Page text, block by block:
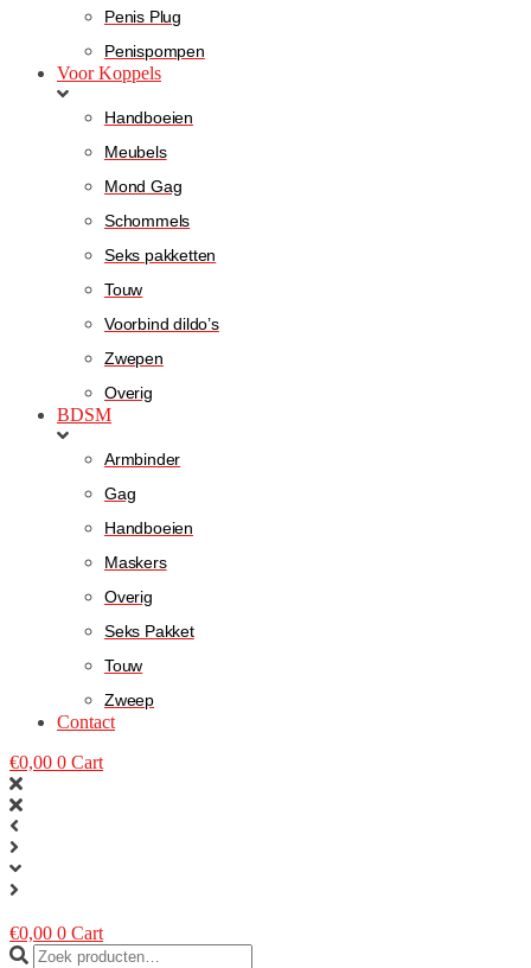
Penis Plug
Penispompen
Voor Koppels
Handboeien
Meubels
Mond Gag
Schommels
Seks pakketten
Touw
Voorbind dildo’s
Zwepen
Overig
BDSM
Armbinder
Gag
Handboeien
Maskers
Overig
Seks Pakket
Touw
Zweep
Contact
€0,00 0 Cart
€0,00 0 Cart